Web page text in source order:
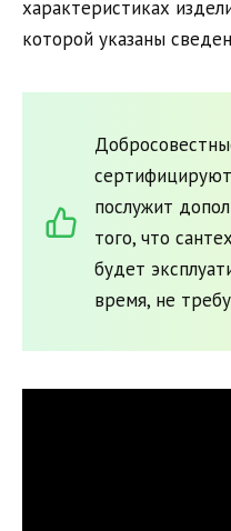
характеристиках
которой указаны
послужит
того, что
будет
время, не